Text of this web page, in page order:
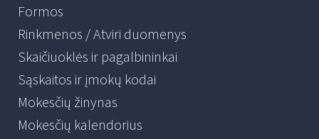
Formos
Rinkmenos / Atviri duomenys
Skaičiuoklės ir pagalbininkai
Sąskaitos ir įmokų kodai
Mokesčių žinynas
Mokesčių kalendorius